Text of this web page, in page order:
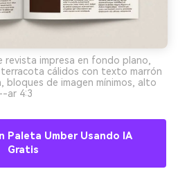
impresa en fondo plano,
cálidos con texto marrón
bloques de imagen mínimos, alto
ar 4:3
Paleta Umber Usando IA
Gratis